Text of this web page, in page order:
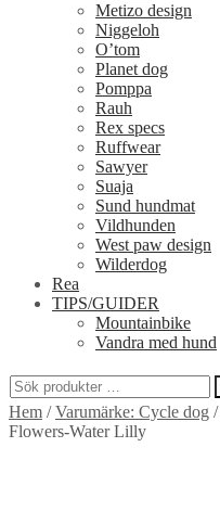
Metizo design
Niggeloh
O’tom
Planet dog
Pomppa
Rauh
Rex specs
Ruffwear
Sawyer
Suaja
Sund hundmat
Vildhunden
West paw design
Wilderdog
Rea
TIPS/GUIDER
Mountainbike
Vandra med hund
Sök
efter:
Hem /Varumärke: Cycle dog /
Flowers-Water Lilly